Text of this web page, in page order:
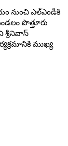
నుంచి ఎల్‌ఎండీకి
పొత్తూరు
శ్రీనివాస్
ముఖ్య